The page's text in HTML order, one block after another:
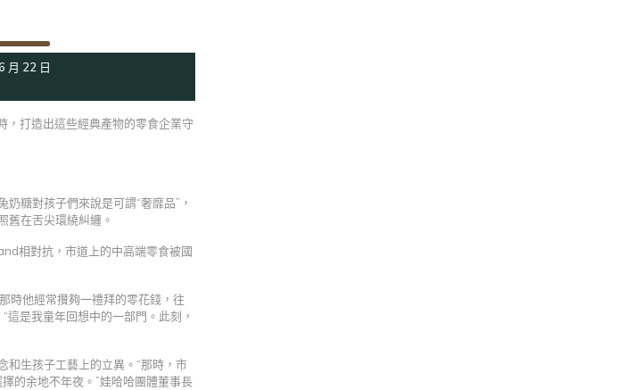
月 22 日
，打造出這些經典產物的零食企業守
糖對孩子們來說是可謂“奢靡品”，
舊在舌尖環繞糾纏。
相對抗，市道上的中高端零食被國
時他經常攢夠一禮拜的零花錢，往
這是我童年回想中的一部門。此刻，
生孩子工藝上的立異。“那時，市
的余地不年夜。”娃哈哈團體董事長